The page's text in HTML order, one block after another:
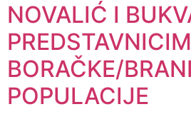
NOVALIĆ I
BORAČKE/
POPULACIJE